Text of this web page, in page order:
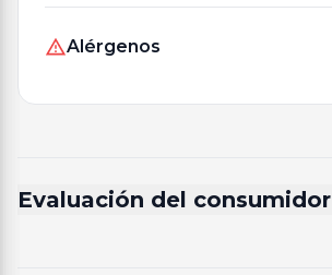
Alérgenos
Evaluación del consumidor